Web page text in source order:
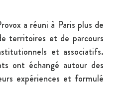
a réuni à Paris plus de
territoires et de parcours
et associatifs.
ont échangé autour des
expériences et formulé